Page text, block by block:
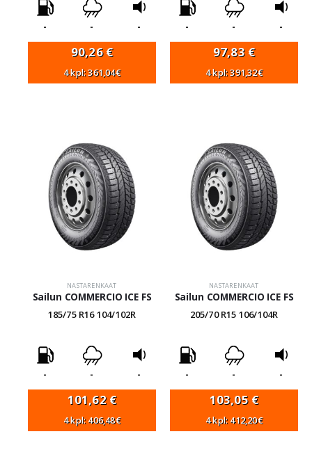
- - -
90,26€
4 kpl: 361,04€
- - -
97,83 €
4 kpl: 391,32€
NASTARENKAAT
Sailun COMMERCIO ICE FS
185/75 R16 104/102R
- - -
101,62 €
4 kpl: 406,48€
NASTARENKAAT
Sailun COMMERCIO ICE FS
205/70 R15 106/104R
- - -
103,05 €
4 kpl: 412,20€